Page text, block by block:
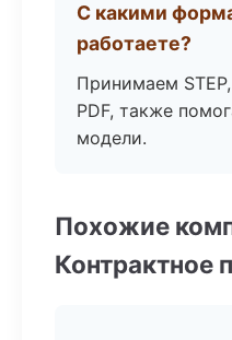
С какими
работаете?
Принимаем STEP,
PDF, также
модели.
Похожие
Контрактное